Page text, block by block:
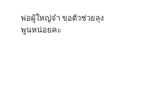
พ่อผู้ใหญ่จ๋า ขอตัวช่วยลุง
พูนหน่อยคะ